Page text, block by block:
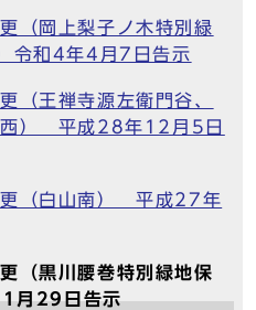
（岡上梨子ノ木特別緑
令和4年4月7日告示
（王禅寺源左衛門谷、
西） 平成28年12月5日
更（白山南） 平成27年
（黒川腰巻特別緑地保
月29日告示